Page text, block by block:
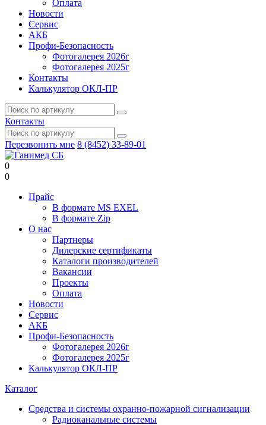
Оплата
Новости
Сервис
АКБ
Профи-Безопасность
Фотогалерея 2026г
Фотогалерея 2025г
Контакты
Калькулятор ОКЛ-ПР
Контакты
Перезвонить мне 8 (8452) 33-89-01
0
0
Прайс
В формате MS EXEL
В формате Zip
О нас
Партнеры
Дилерские сертификаты
Каталоги производителей
Вакансии
Проекты
Оплата
Новости
Сервис
АКБ
Профи-Безопасность
Фотогалерея 2026г
Фотогалерея 2025г
Калькулятор ОКЛ-ПР
Каталог
Средства и системы охранно-пожарной сигнализации
Радиоканальные системы